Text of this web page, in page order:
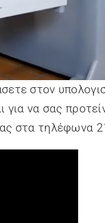
στον
για να σας
στα τηλέφωνα